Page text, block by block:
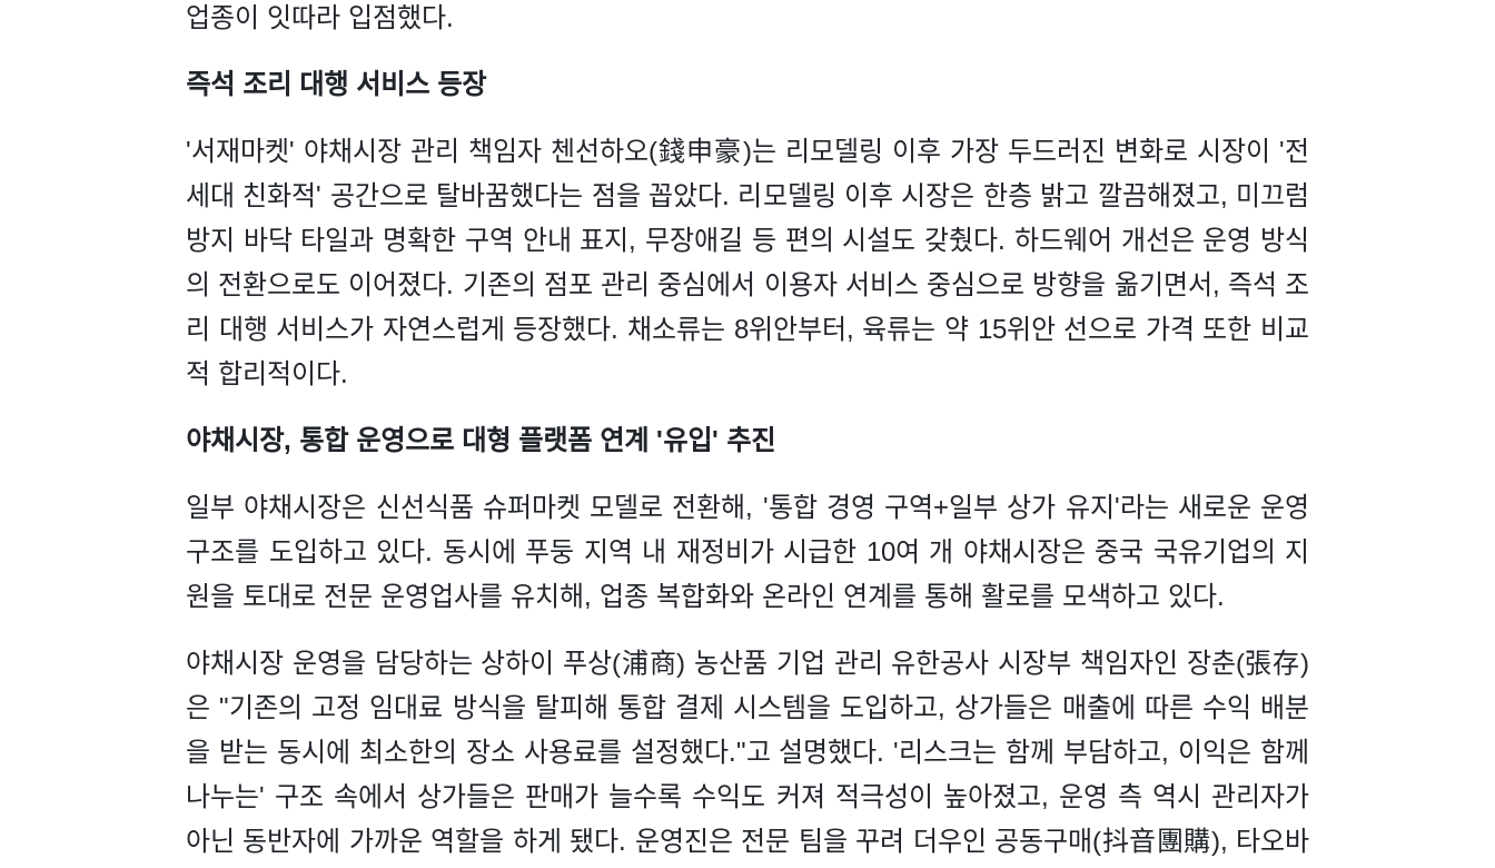
업종이 잇따라 입점했다.
즉석 조리 대행 서비스 등장
'서재마켓' 야채시장 관리 책임자 첸선하오(錢申豪)는 리모델링 이후 가장 두드러진 변화로 시장이 '전
세대 친화적' 공간으로 탈바꿈했다는 점을 꼽았다. 리모델링 이후 시장은 한층 밝고 깔끔해졌고, 미끄럼
방지 바닥 타일과 명확한 구역 안내 표지, 무장애길 등 편의 시설도 갖췄다. 하드웨어 개선은 운영 방식
의 전환으로도 이어졌다. 기존의 점포 관리 중심에서 이용자 서비스 중심으로 방향을 옮기면서, 즉석 조
리 대행 서비스가 자연스럽게 등장했다. 채소류는 8위안부터, 육류는 약 15위안 선으로 가격 또한 비교
적 합리적이다.
야채시장, 통합 운영으로 대형 플랫폼 연계 '유입' 추진
일부 야채시장은 신선식품 슈퍼마켓 모델로 전환해, '통합 경영 구역+일부 상가 유지'라는 새로운 운영
구조를 도입하고 있다. 동시에 푸둥 지역 내 재정비가 시급한 10여 개 야채시장은 중국 국유기업의 지
원을 토대로 전문 운영업사를 유치해, 업종 복합화와 온라인 연계를 통해 활로를 모색하고 있다.
야채시장 운영을 담당하는 상하이 푸상(浦商) 농산품 기업 관리 유한공사 시장부 책임자인 장춘(張存)
은 "기존의 고정 임대료 방식을 탈피해 통합 결제 시스템을 도입하고, 상가들은 매출에 따른 수익 배분
을 받는 동시에 최소한의 장소 사용료를 설정했다."고 설명했다. '리스크는 함께 부담하고, 이익은 함께
나누는' 구조 속에서 상가들은 판매가 늘수록 수익도 커져 적극성이 높아졌고, 운영 측 역시 관리자가
아닌 동반자에 가까운 역할을 하게 됐다. 운영진은 전문 팀을 꾸려 더우인 공동구매(抖音團購), 타오바